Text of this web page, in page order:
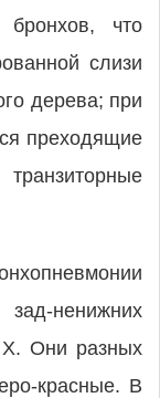
что
слизи
дерева; при
преходящие
ненижних
Они разных
красные. В